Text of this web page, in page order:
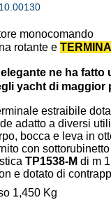
monocomando
rotante e
ne ha
yacht di maggior
estraibile
adatto a diversi
bocca e leva in
con sottorubinetto
TP1538-Mdi m
e dotato di
1,450 Kg